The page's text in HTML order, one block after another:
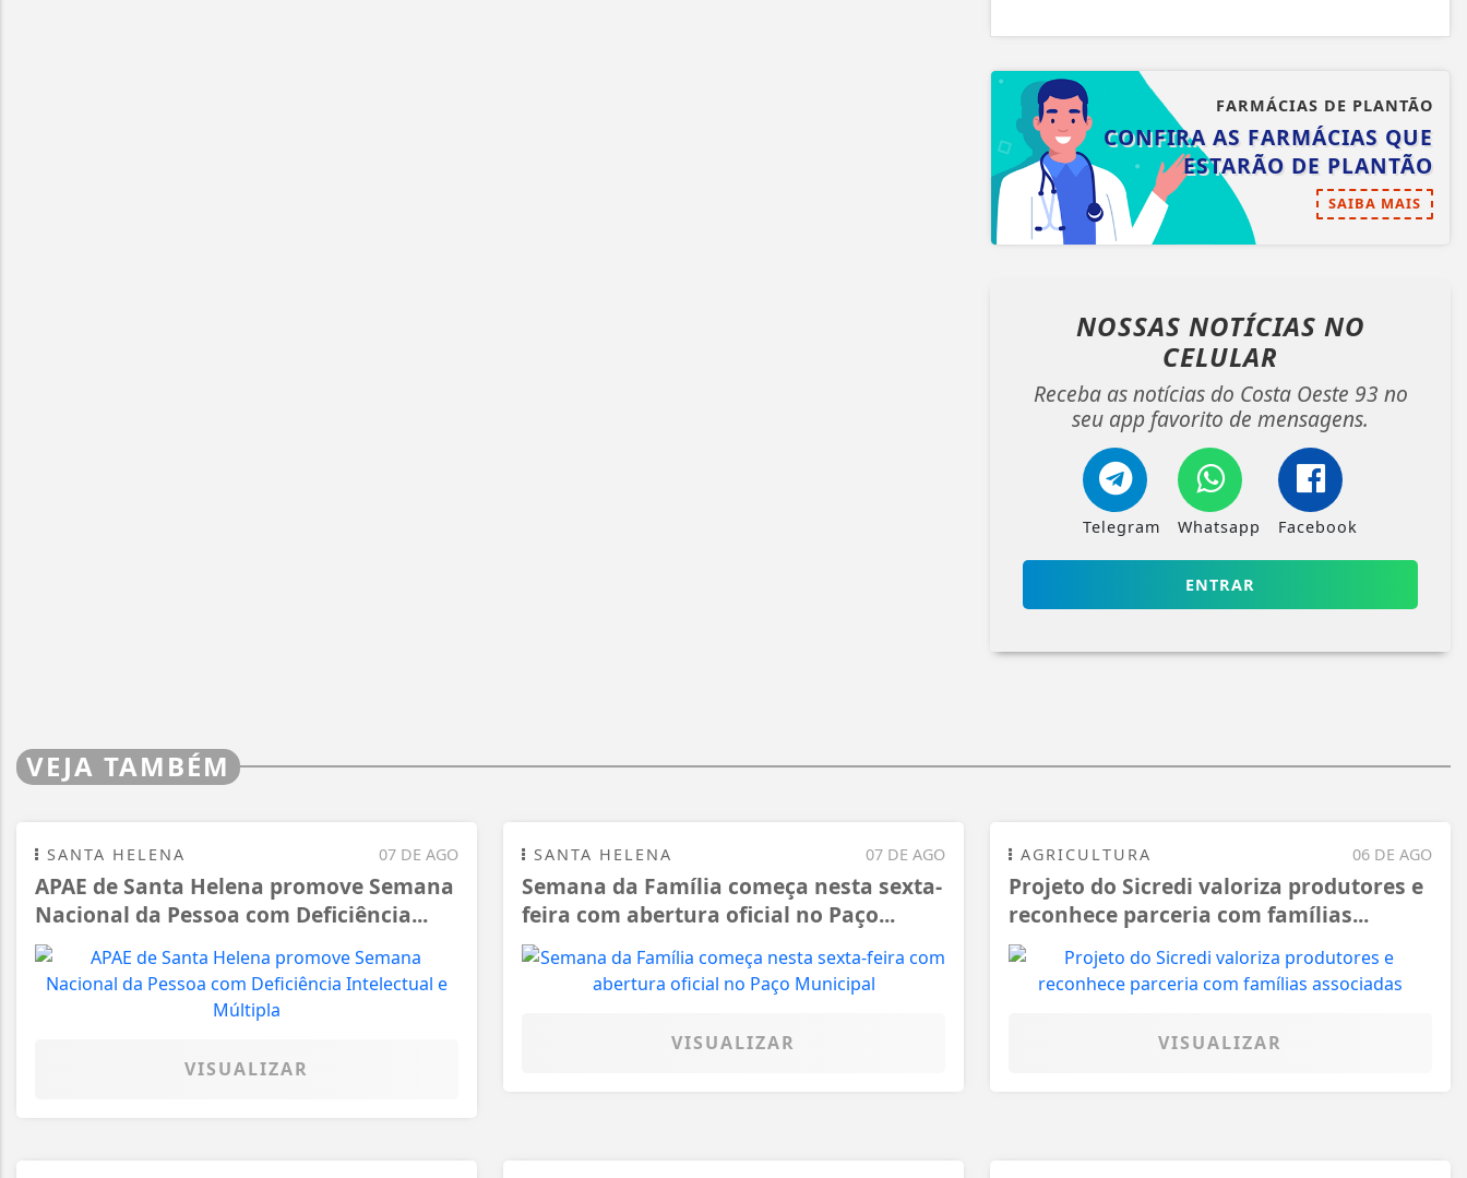
FARMÁCIAS DE PLANTÃO
CONFIRA AS FARMÁCIAS QUE
ESTARÃO DE PLANTÃO
SAIBA MAIS
NOSSAS NOTÍCIAS NO
CELULAR
Receba as notícias do Costa Oeste 93 no
seu app favorito de mensagens.
Telegram Whatsapp Facebook
ENTRAR
VEJA TAMBÉM
07 DE AGO
SANTA HELENA
APAE de Santa Helena promove Semana
Nacional da Pessoa com Deficiência...
VISUALIZAR
07 DE AGO
SANTA HELENA
Semana da Família começa nesta sexta-
feira com abertura oficial no Paço...
VISUALIZAR
06 DE AGO
AGRICULTURA
Projeto do Sicredi valoriza produtores e
reconhece parceria com famílias...
VISUALIZAR